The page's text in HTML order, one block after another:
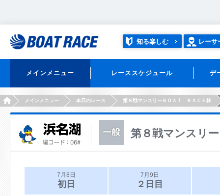
知る楽しむ レーサ
メインメニュー レーススケジュール デ
HOMEメインメニュー 本日のレース 第８戦マンスリーＢＯＡＴ ＲＡＣＥ杯
第８戦マンスリ
7月8日
初日
7月9日
２日目